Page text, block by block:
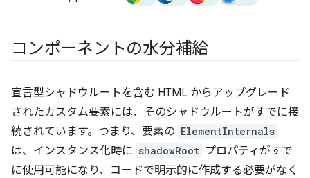
コンポーネントの水分補給
宣言型シャドウルートを含む HTML からアップグレード
されたカスタム要素には、そのシャドウルートがすでに接
続されています。つまり、要素の ElementInternals
は、インスタンス化時に shadowRoot プロパティがすで
に使用可能になり、コードで明示的に作成する必要がなく